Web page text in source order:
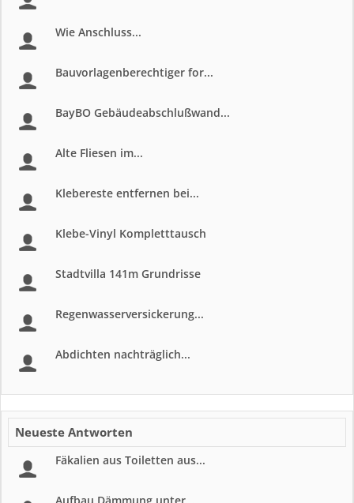
Wie Anschluss...
Bauvorlagenberechtiger for...
BayBO Gebäudeabschlußwand...
Alte Fliesen im...
Klebereste entfernen bei...
Klebe-Vinyl Kompletttausch
Stadtvilla 141m Grundrisse
Regenwasserversickerung...
Abdichten nachträglich...
Neueste Antworten
Fäkalien aus Toiletten aus...